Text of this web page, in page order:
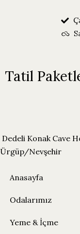
Tatil
Dedeli Konak Cave
Ürgüp/Nevşehir
Anasayfa
Odalarımız
Yeme & İçme